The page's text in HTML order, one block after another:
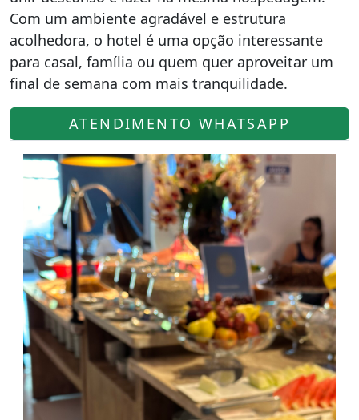
Com um ambiente agradável e estrutura
acolhedora, o hotel é uma opção interessante
para casal, família ou quem quer aproveitar um
final de semana com mais tranquilidade.
ATENDIMENTO WHATSAPP